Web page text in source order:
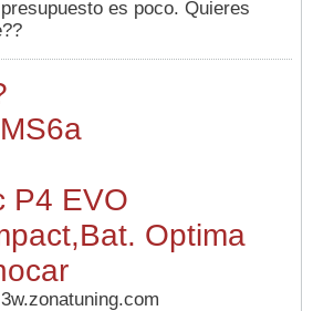
es poco. Quieres
P4 EVO
Optima